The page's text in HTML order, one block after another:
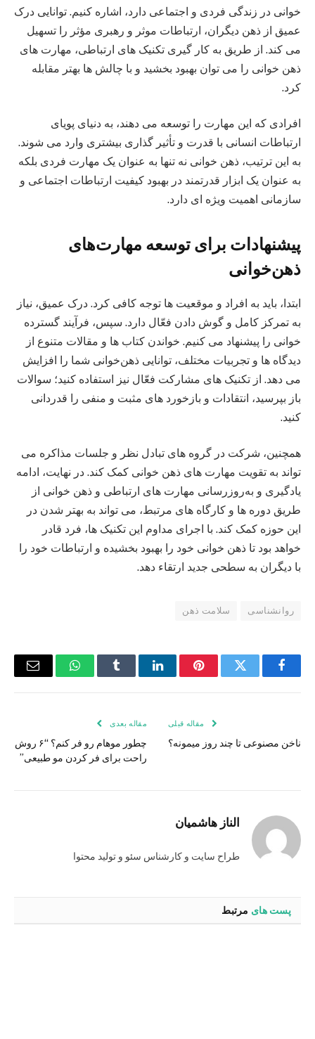
خوانی در زندگی فردی و اجتماعی دارد، اشاره کنیم. توانایی درک
عمیق از ذهن دیگران، ارتباطات موثر و رهبری مؤثر را تسهیل
می‌ کند. از طریق به‌ کار گیری تکنیک‌ های ارتباطی، مهارت های
ذهن‌ خوانی را می‌ توان بهبود بخشید و با چالش‌ ها بهتر مقابله
کرد.
افرادی که این مهارت را توسعه می دهند، به دنیای پویای
ارتباطات انسانی با قدرت و تأثیر گذاری بیشتری وارد می‌ شوند.
به این ترتیب، ذهن‌ خوانی نه تنها به عنوان یک مهارت فردی بلکه
به عنوان یک ابزار قدرتمند در بهبود کیفیت ارتباطات اجتماعی و
سازمانی اهمیت ویژه‌ ای دارد.
پیشنهادات برای توسعه مهارت‌های
ذهن‌خوانی
ابتدا، باید به افراد و موقعیت‌ ها توجه کافی کرد. درک عمیق، نیاز
به تمرکز کامل و گوش دادن فعّال دارد. سپس، فرآیند گسترده
خوانی را پیشنهاد می‌ کنیم. خواندن کتاب ها و مقالات متنوع از
دیدگاه‌ ها و تجربیات مختلف، توانایی ذهن‌خوانی شما را افزایش
می‌ دهد. از تکنیک‌ های مشارکت فعّال نیز استفاده کنید؛ سوالات
باز بپرسید، انتقادات و بازخورد های مثبت و منفی را قدردانی
کنید.
همچنین، شرکت در گروه‌ های تبادل نظر و جلسات مذاکره می‌
تواند به تقویت مهارت های ذهن‌ خوانی کمک کند. در نهایت، ادامه
یادگیری و به‌روزرسانی مهارت های ارتباطی و ذهن‌ خوانی از
طریق دوره‌ ها و کارگاه‌ های مرتبط، می‌ تواند به بهتر شدن در
این حوزه کمک کند. با اجرای مداوم این تکنیک‌ ها، فرد قادر
خواهد بود تا ذهن خوانی خود را بهبود بخشیده و ارتباطات خود را
با دیگران به سطحی جدید ارتقاء دهد.
روانشناسی سلامت ذهن
فیس
توییتر پینترستلینکدین Tumblr واتس
ایمیل
مقاله قبلی
ناخن مصنوعی تا چند روز میمونه؟
مقاله بعدی
چطور موهام رو فر کنم؟ “۶ روش
راحت برای فر کردن مو طبیعی”
الناز هاشمیان
طراح سایت و کارشناس سئو و تولید محتوا
پست های مرتبط